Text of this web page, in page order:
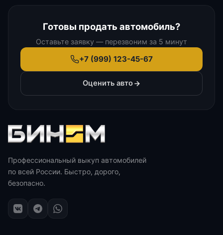
Готовы продать автомобиль?
Оставьте заявку — перезвоним за 5 минут
+7 (999) 123-45-67
Оценить авто
Профессиональный выкуп автомобилей
по всей России. Быстро, дорого,
безопасно.